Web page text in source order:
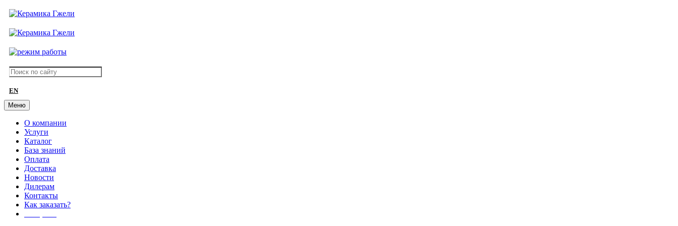
EN
Меню
О компании
Услуги
Каталог
База знаний
Оплата
Доставка
Новости
Дилерам
Контакты
Как заказать?